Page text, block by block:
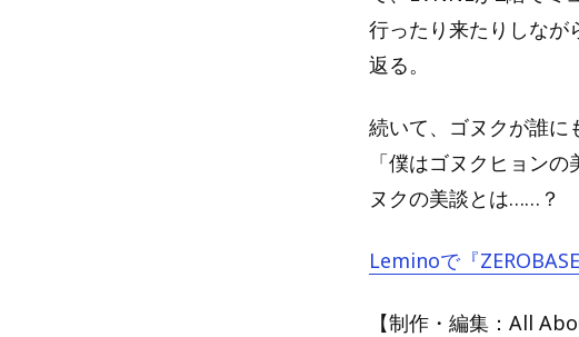
行ったり来たりしなが
返る。
続いて、ゴヌクが誰に
「僕はゴヌクヒョン
ヌクの美談とは……？
Leminoで『
【制作・編集：All